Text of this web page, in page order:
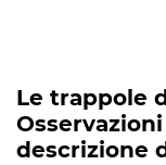
Le trappole
descrizione